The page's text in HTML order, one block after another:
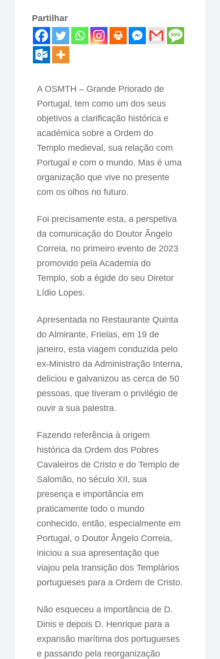
Partilhar
A OSMTH – Grande Priorado de
Portugal, tem como um dos seus
objetivos a clarificação histórica e
académica sobre a Ordem do
Templo medieval, sua relação com
Portugal e com o mundo. Mas é uma
organização que vive no presente
com os olhos no futuro.
Foi precisamente esta, a perspetiva
da comunicação do Doutor Ângelo
Correia, no primeiro evento de 2023
promovido pela Academia do
Templo, sob a égide do seu Diretor
Lídio Lopes.
Apresentada no Restaurante Quinta
do Almirante, Frielas, em 19 de
janeiro, esta viagem conduzida pelo
ex-Ministro da Administração Interna,
deliciou e galvanizou as cerca de 50
pessoas, que tiveram o privilégio de
ouvir a sua palestra.
Fazendo referência à origem
histórica da Ordem dos Pobres
Cavaleiros de Cristo e do Templo de
Salomão, no século XII, sua
presença e importância em
praticamente todo o mundo
conhecido, então, especialmente em
Portugal, o Doutor Ângelo Correia,
iniciou a sua apresentação que
viajou pela transição dos Templários
portugueses para a Ordem de Cristo.
Não esqueceu a importância de D.
Dinis e depois D. Henrique para a
expansão marítima dos portugueses
e passando pela reorganização